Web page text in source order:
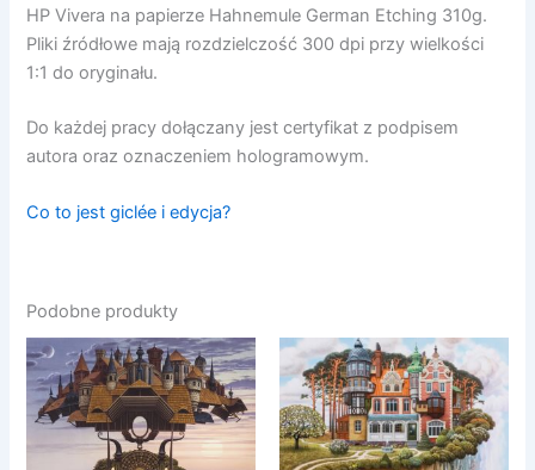
HP Vivera na papierze Hahnemule German Etching 310g.
Pliki źródłowe mają rozdzielczość 300 dpi przy wielkości
1:1 do oryginału.
Do każdej pracy dołączany jest certyfikat z podpisem
autora oraz oznaczeniem hologramowym.
Co to jest giclée i edycja?
Podobne produkty